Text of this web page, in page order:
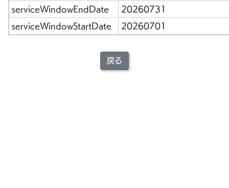
serviceWindowEndDate 20260731
serviceWindowStartDate 20260701
戻る